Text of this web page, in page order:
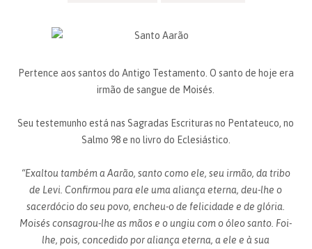
Pertence aos santos do Antigo Testamento. O santo de hoje era
irmão de sangue de Moisés.
Seu testemunho está nas Sagradas Escrituras no Pentateuco, no
Salmo 98 e no livro do Eclesiástico.
“Exaltou também a Aarão, santo como ele, seu irmão, da tribo
de Levi. Confirmou para ele uma aliança eterna, deu-lhe o
sacerdócio do seu povo, encheu-o de felicidade e de glória.
Moisés consagrou-lhe as mãos e o ungiu com o óleo santo. Foi-
lhe, pois, concedido por aliança eterna, a ele e à sua